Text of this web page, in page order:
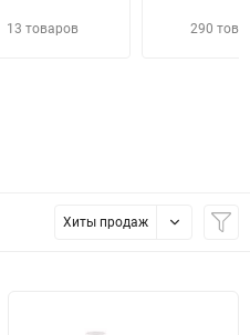
13 товаров 290
Хиты продаж